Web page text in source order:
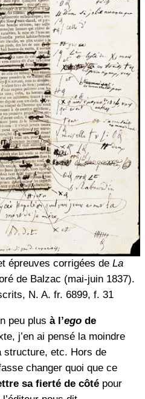
épreuves corrigées de La
de Balzac (mai-juin 1837).
N. A. fr. 6899, f. 31
peu plus à l’ego de
j’en ai pensé la moindre
structure, etc. Hors de
changer quoi que ce
sa fierté de côté pour